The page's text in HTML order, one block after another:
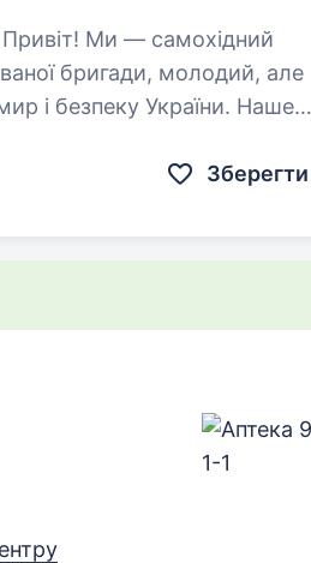
бригади, молодий, але
і безпеку України. Наше
Зберегти